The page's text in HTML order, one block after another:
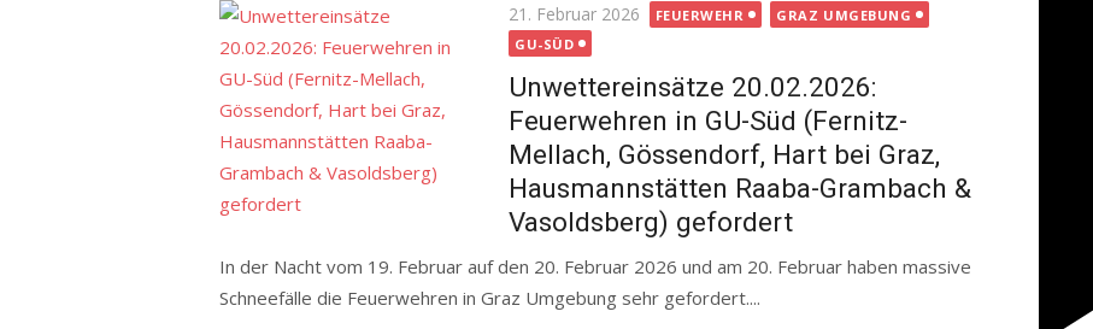
Posted
on
21. Februar 2026 FEUERWEHR
GRAZ UMGEBUNG
GU-SÜD
Unwettereinsätze 20.02.2026:
Feuerwehren in GU-Süd (Fernitz-
Mellach, Gössendorf, Hart bei Graz,
Hausmannstätten Raaba-Grambach &
Vasoldsberg) gefordert
In der Nacht vom 19. Februar auf den 20. Februar 2026 und am 20. Februar haben massive
Schneefälle die Feuerwehren in Graz Umgebung sehr gefordert....